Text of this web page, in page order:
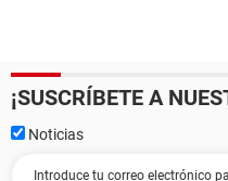
¡SUSCRÍBETE A
Noticias